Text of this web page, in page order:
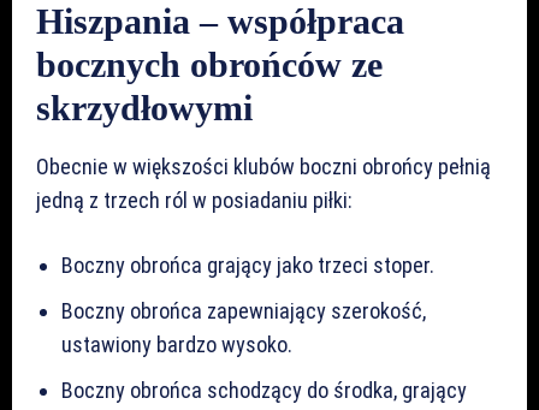
Hiszpania – współpraca
bocznych obrońców ze
skrzydłowymi
Obecnie w większości klubów boczni obrońcy pełnią
jedną z trzech ról w posiadaniu piłki:
Boczny obrońca grający jako trzeci stoper.
Boczny obrońca zapewniający szerokość,
ustawiony bardzo wysoko.
Boczny obrońca schodzący do środka, grający